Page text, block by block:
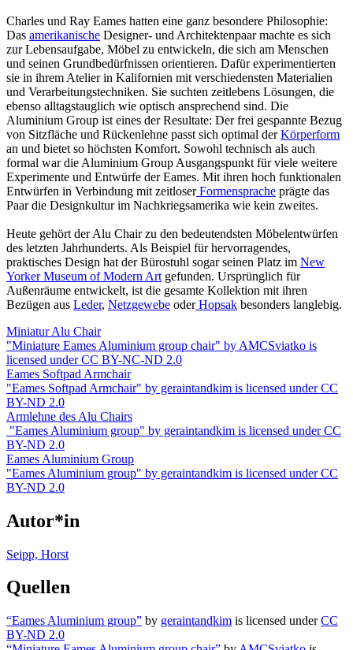
Charles und Ray Eames hatten eine ganz besondere Philosophie:
Das amerikanische Designer- und Architektenpaar machte es sich
zur Lebensaufgabe, Möbel zu entwickeln, die sich am Menschen
und seinen Grundbedürfnissen orientieren. Dafür experimentierten
sie in ihrem Atelier in Kalifornien mit verschiedensten Materialien
und Verarbeitungstechniken. Sie suchten zeitlebens Lösungen, die
ebenso alltagstauglich wie optisch ansprechend sind. Die
Aluminium Group ist eines der Resultate: Der frei gespannte Bezug
von Sitzfläche und Rückenlehne passt sich optimal derKörperform
an und bietet so höchsten Komfort. Sowohl technisch als auch
formal war die Aluminium Group Ausgangspunkt für viele weitere
Experimente und Entwürfe der Eames. Mit ihren hoch funktionalen
Entwürfen in Verbindung mit zeitloserFormensprache prägte das
Paar die Designkultur im Nachkriegsamerika wie kein zweites.
Heute gehört der Alu Chair zu den bedeutendsten Möbelentwürfen
des letzten Jahrhunderts. Als Beispiel für hervorragendes,
praktisches Design hat der Bürostuhl sogar seinen Platz im New
Yorker Museum of Modern Art gefunden. Ursprünglich für
Außenräume entwickelt, ist die gesamte Kollektion mit ihren
Bezügen aus Leder, Netzgewebe oderHopsak besonders langlebig.
Miniatur Alu Chair
"Miniature Eames Aluminium group chair" by AMCSviatko is
licensed under CC BY-NC-ND 2.0
Eames Softpad Armchair
"Eames Softpad Armchair" by geraintandkim is licensed under CC
BY-ND 2.0
Armlehne des Alu Chairs
"Eames Aluminium group" by geraintandkim is licensed under CC
BY-ND 2.0
Eames Aluminium Group
"Eames Aluminium group" by geraintandkim is licensed under CC
BY-ND 2.0
Autor*in
Seipp, Horst
Quellen
“Eames Aluminium group” by geraintandkim is licensed underCC
BY-ND 2.0